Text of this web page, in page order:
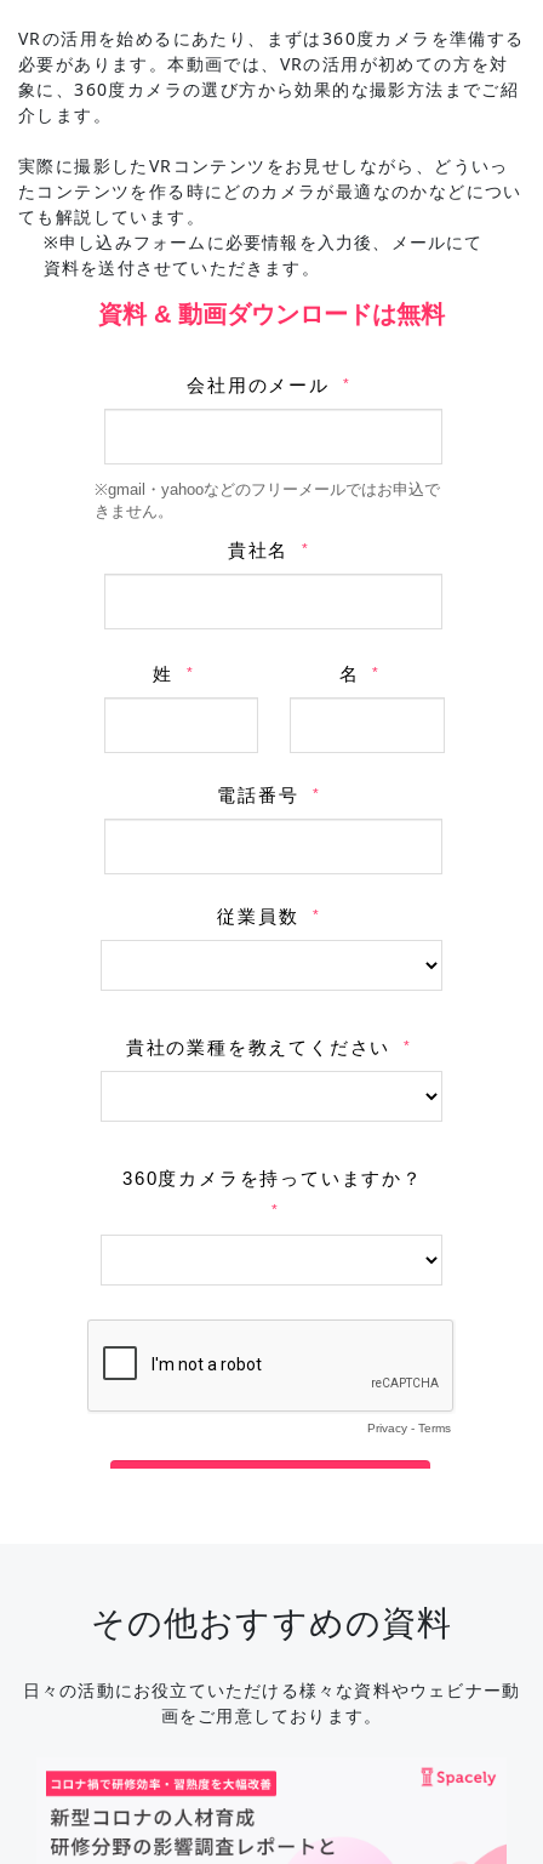
VRの活用を始めるにあたり、まずは360度カメラを準備する
必要があります。本動画では、VRの活用が初めての方を対
象に、360度カメラの選び方から効果的な撮影方法までご紹
介します。
実際に撮影したVRコンテンツをお見せしながら、どういっ
たコンテンツを作る時にどのカメラが最適なのかなどについ
ても解説しています。
※申し込みフォームに必要情報を入力後、メールにて
資料を送付させていただきます。
その他おすすめの資料
日々の活動にお役立ていただける様々な資料やウェビナー動
画をご用意しております。